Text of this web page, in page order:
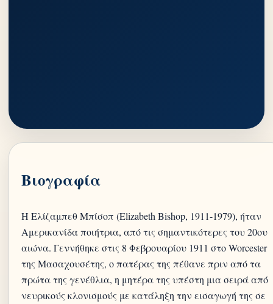
Βιογραφία
Η Ελίζαμπεθ Μπίσοπ (Elizabeth Bishop, 1911-1979), ήταν
Αμερικανίδα ποιήτρια, από τις σημαντικότερες του 20ου
αιώνα. Γεννήθηκε στις 8 Φεβρουαρίου 1911 στο Worcester
της Μασαχουσέτης, ο πατέρας της πέθανε πριν από τα
πρώτα της γενέθλια, η μητέρα της υπέστη μια σειρά από
νευρικούς κλονισμούς με κατάληξη την εισαγωγή της σε